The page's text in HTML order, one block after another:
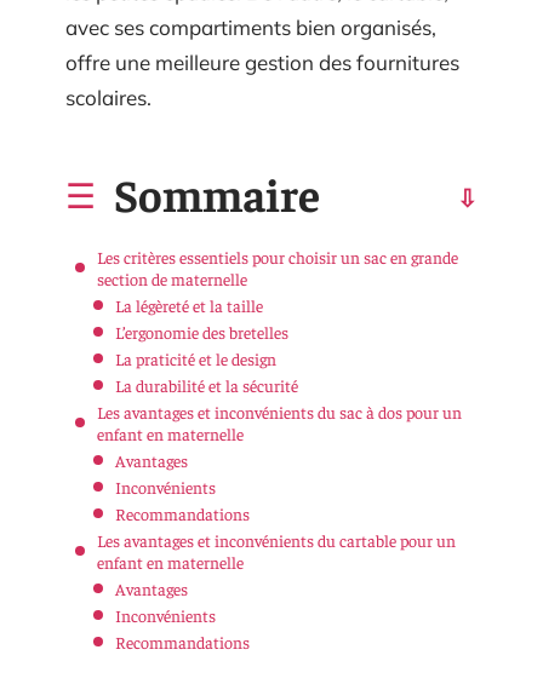
avec ses compartiments bien organisés,
offre une meilleure gestion des fournitures
scolaires.
Sommaire
Les critères essentiels pour choisir un sac en grande
section de maternelle
La légèreté et la taille
L’ergonomie des bretelles
La praticité et le design
La durabilité et la sécurité
Les avantages et inconvénients du sac à dos pour un
enfant en maternelle
Avantages
Inconvénients
Recommandations
Les avantages et inconvénients du cartable pour un
enfant en maternelle
Avantages
Inconvénients
Recommandations